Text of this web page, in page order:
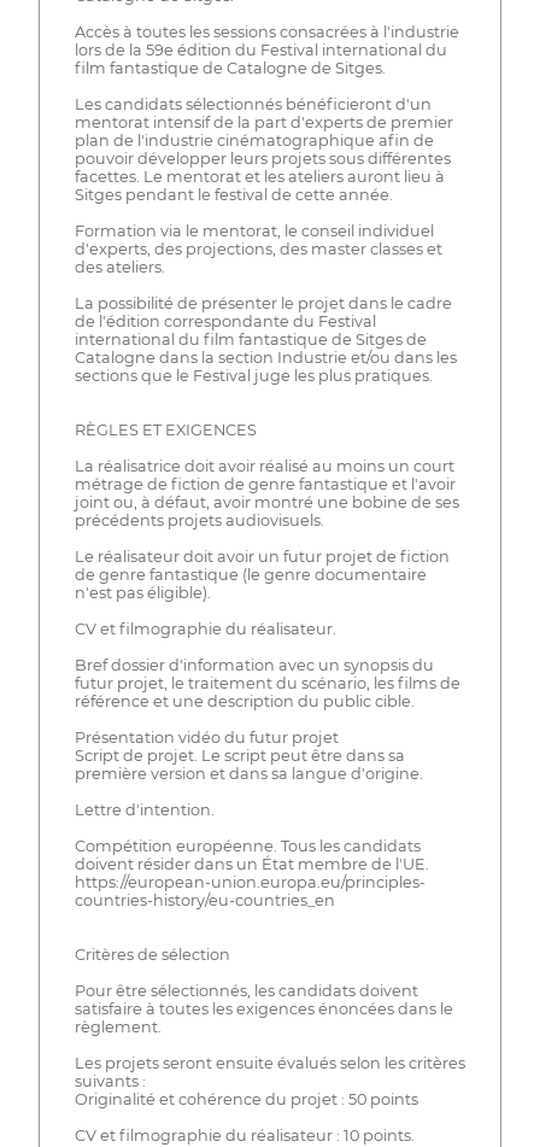
Accès à toutes les sessions consacrées à l'industrie
lors de la 59e édition du Festival international du
film fantastique de Catalogne de Sitges.
Les candidats sélectionnés bénéficieront d'un
mentorat intensif de la part d'experts de premier
plan de l'industrie cinématographique afin de
pouvoir développer leurs projets sous différentes
facettes. Le mentorat et les ateliers auront lieu à
Sitges pendant le festival de cette année.
Formation via le mentorat, le conseil individuel
d'experts, des projections, des master classes et
des ateliers.
La possibilité de présenter le projet dans le cadre
de l'édition correspondante du Festival
international du film fantastique de Sitges de
Catalogne dans la section Industrie et/ou dans les
sections que le Festival juge les plus pratiques.
RÈGLES ET EXIGENCES
La réalisatrice doit avoir réalisé au moins un court
métrage de fiction de genre fantastique et l'avoir
joint ou, à défaut, avoir montré une bobine de ses
précédents projets audiovisuels.
Le réalisateur doit avoir un futur projet de fiction
de genre fantastique (le genre documentaire
n'est pas éligible).
CV et filmographie du réalisateur.
Bref dossier d'information avec un synopsis du
futur projet, le traitement du scénario, les films de
référence et une description du public cible.
Présentation vidéo du futur projet
Script de projet. Le script peut être dans sa
première version et dans sa langue d'origine.
Lettre d'intention.
Compétition européenne. Tous les candidats
doivent résider dans un État membre de l'UE.
https://european-union.europa.eu/principles-
countries-history/eu-countries_en
Critères de sélection
Pour être sélectionnés, les candidats doivent
satisfaire à toutes les exigences énoncées dans le
règlement.
Les projets seront ensuite évalués selon les critères
suivants :
Originalité et cohérence du projet : 50 points
CV et filmographie du réalisateur : 10 points.